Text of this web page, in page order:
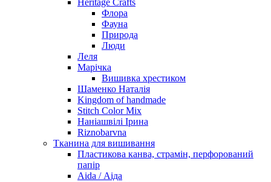
Флора
Фауна
Природа
Люди
Леля
Марічка
Вишивка хрестиком
Шаменко Наталія
Kingdom of handmade
Stitch Color Mix
Наніашвілі Ірина
Riznobarvna
Тканина для вишивання
Пластикова канва, страмін, перфорований
папір
Aida / Аіда